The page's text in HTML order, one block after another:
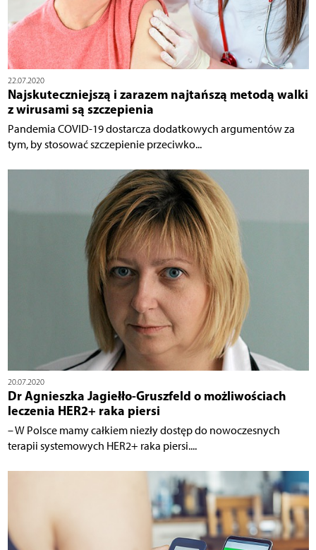
22.07.2020
Najskuteczniejszą i zarazem najtańszą metodą walki
z wirusami są szczepienia
Pandemia COVID-19 dostarcza dodatkowych argumentów za
tym, by stosować szczepienie przeciwko...
20.07.2020
Dr Agnieszka Jagiełło-Gruszfeld o możliwościach
leczenia HER2+ raka piersi
– W Polsce mamy całkiem niezły dostęp do nowoczesnych
terapii systemowych HER2+ raka piersi....